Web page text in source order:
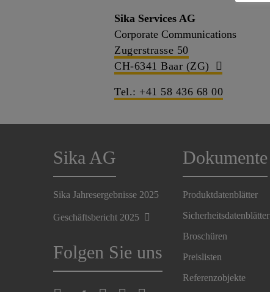
Sika Services AG
Corporate Communications
Zugerstrasse 50
CH-6341 Baar (ZG)
Tel.: +41 58 436 68 00
Sika AG
Sika Jahresergebnisse 2025
Geschäftsbericht 2025
Folgen Sie uns
Dokumente
Produktdatenblätter
Sicherheitsdatenblätter
Broschüren
Preislisten
Referenzobjekte